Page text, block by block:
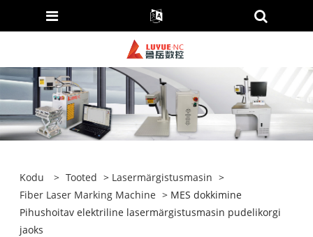
Kodu > Tooted > Lasermärgistusmasin >
Fiber Laser Marking Machine > MES dokkimine
Pihushoitav elektriline lasermärgistusmasin pudelikorgi
jaoks